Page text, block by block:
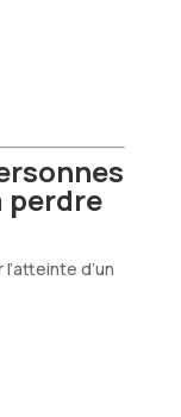
perdre
d’un